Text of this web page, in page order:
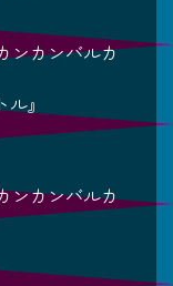
ンカンバルカ
』
ンカンバルカ